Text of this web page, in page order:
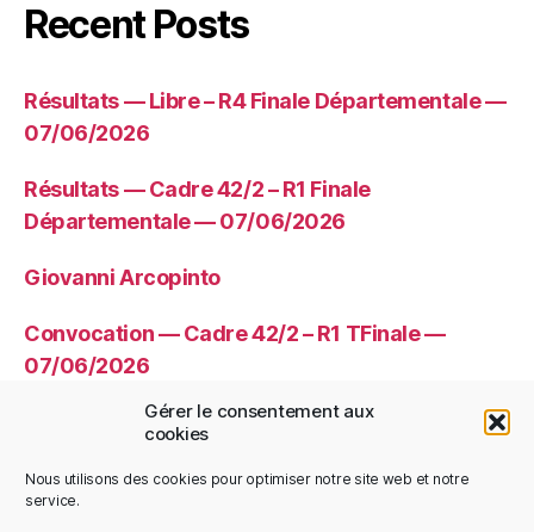
Gérer le consentement aux
cookies
Nous utilisons des cookies pour optimiser notre site web et notre
service.
Recent Posts
Résultats — Libre – R4 Finale Départementale —
07/06/2026
Résultats — Cadre 42/2 – R1 Finale
Départementale — 07/06/2026
Giovanni Arcopinto
Convocation — Cadre 42/2 – R1 TFinale —
07/06/2026
Convocation — Libre – R4 TFinale —